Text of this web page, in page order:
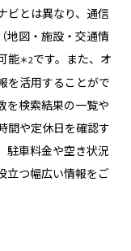
ビとは異なり、通信
地図・施設・交通情
能＊2です。また、オ
を活用することがで
を検索結果の一覧や
間や定休日を確認す
駐車料金や空き状況
立つ幅広い情報をご